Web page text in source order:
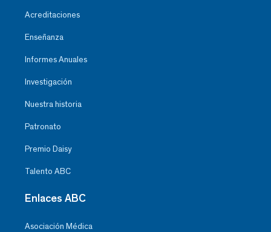
Acreditaciones
Enseñanza
Informes Anuales
Investigación
Nuestra historia
Patronato
Premio Daisy
Talento ABC
Enlaces ABC
Asociación Médica